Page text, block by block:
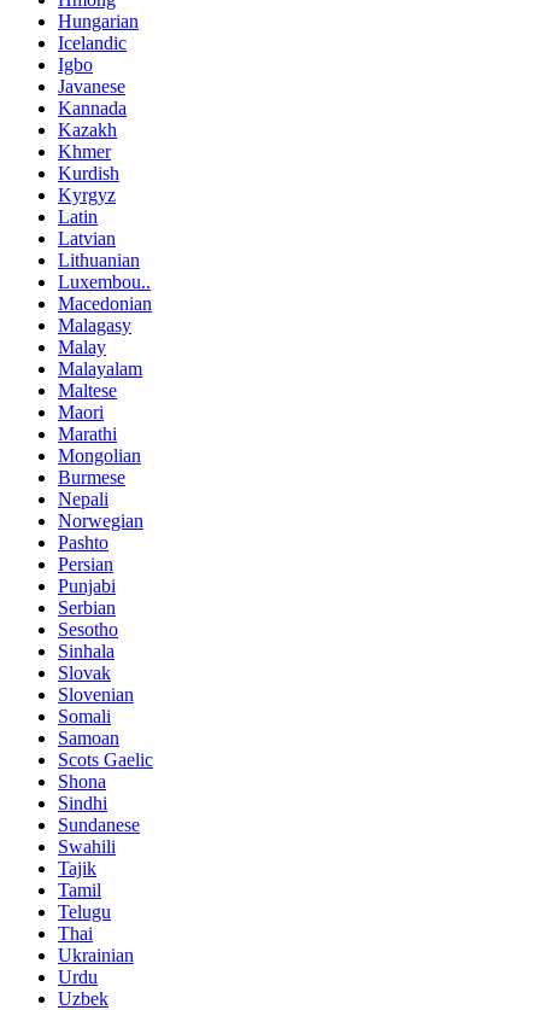
Hungarian
Icelandic
Igbo
Javanese
Kannada
Kazakh
Khmer
Kurdish
Kyrgyz
Latin
Latvian
Lithuanian
Luxembou..
Macedonian
Malagasy
Malay
Malayalam
Maltese
Maori
Marathi
Mongolian
Burmese
Nepali
Norwegian
Pashto
Persian
Punjabi
Serbian
Sesotho
Sinhala
Slovak
Slovenian
Somali
Samoan
Scots Gaelic
Shona
Sindhi
Sundanese
Swahili
Tajik
Tamil
Telugu
Thai
Ukrainian
Urdu
Uzbek